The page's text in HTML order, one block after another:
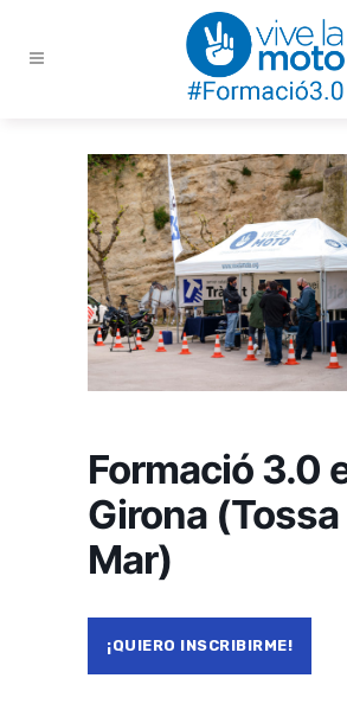
Formació 3.0
Girona
Mar)
¡QUIERO INSCRIBIRME!